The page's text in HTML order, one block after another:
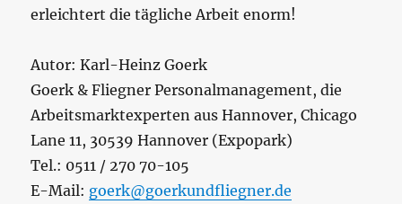
erleichtert die tägliche Arbeit enorm!
Autor: Karl-Heinz Goerk
Goerk & Fliegner Personalmanagement, die
Arbeitsmarktexperten aus Hannover, Chicago
Lane 11, 30539 Hannover (Expopark)
Tel.: 0511 / 270 70-105
E-Mail: goerk@goerkundfliegner.de